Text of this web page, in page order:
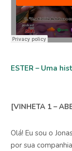
ESTER – Uma
[VINHETA 1 –
Olá! Eu sou o
por sua